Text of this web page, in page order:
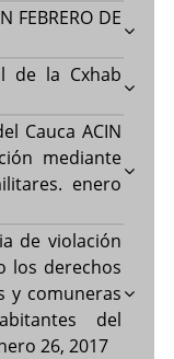
FEBRERO DE
de la Cxhab
Cauca ACIN
mediante
enero
de violación
los derechos
y comuneras
del
26, 2017